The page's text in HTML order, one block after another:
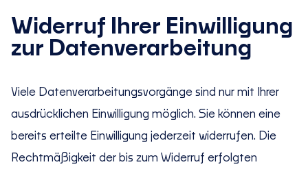
Widerruf Ihrer Einwilligung
zur Datenverarbeitung
Viele Datenverarbeitungsvorgänge sind nur mit Ihrer
ausdrücklichen Einwilligung möglich. Sie können eine
bereits erteilte Einwilligung jederzeit widerrufen. Die
Rechtmäßigkeit der bis zum Widerruf erfolgten